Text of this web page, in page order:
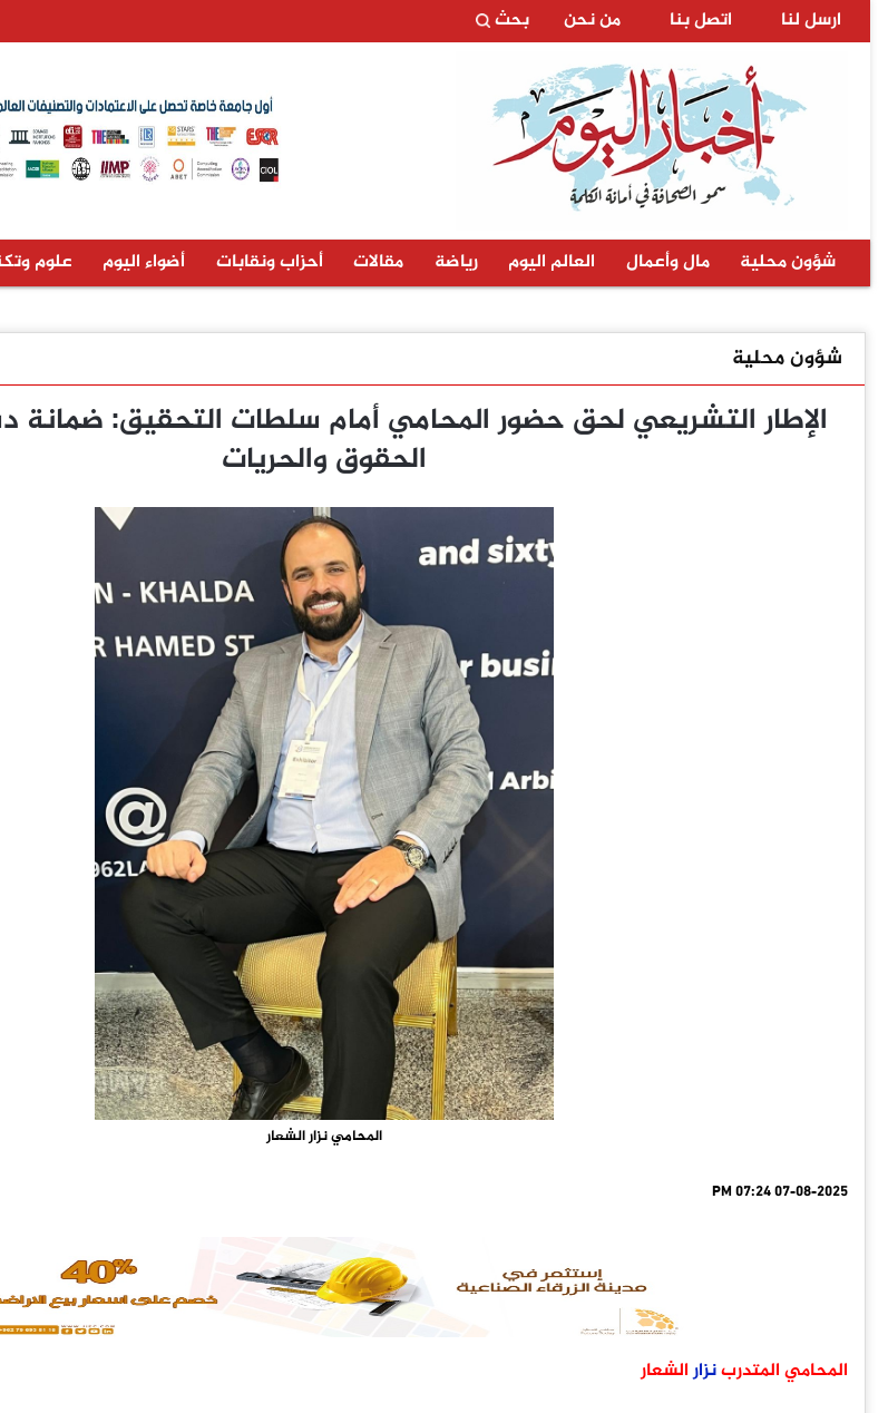
ارسل لنا اتصل بنا من نحن بحث
شؤون محلية مال وأعمال العالم اليوم رياضة مقالات أحزاب ونقابات أضواء اليوم علوم
شؤون محلية
الإطار التشريعي لحق حضور المحامي أمام سلطات التحقيق: ضمانة
الحقوق والحريات
المحامي نزار الشعار
07-08-2025 07:24 PM
المحامي المتدربنزارالشعار